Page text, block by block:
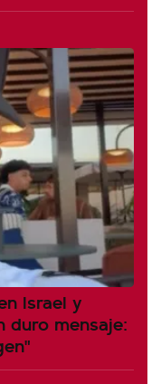
Israel y
duro mensaje: